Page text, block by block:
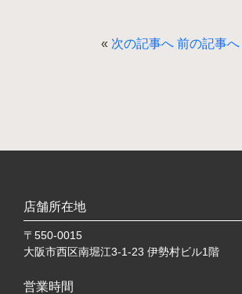
« 次の記事へ 前の記事へ
店舗所在地
〒550-0015
大阪市西区南堀江3-1-23 伊勢村ビル1階
営業時間